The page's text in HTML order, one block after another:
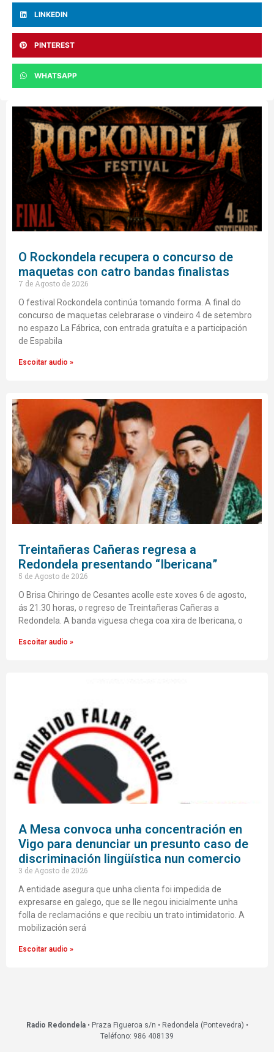
LINKEDIN
PINTEREST
WHATSAPP
O Rockondela recupera o concurso de
maquetas con catro bandas finalistas
7 de Agosto de 2026
O festival Rockondela continúa tomando forma. A final do
concurso de maquetas celebrarase o vindeiro 4 de setembro
no espazo La Fábrica, con entrada gratuíta e a participación
de Espabila
Escoitar audio »
Treintañeras Cañeras regresa a
Redondela presentando “Ibericana”
5 de Agosto de 2026
O Brisa Chiringo de Cesantes acolle este xoves 6 de agosto,
ás 21.30 horas, o regreso de Treintañeras Cañeras a
Redondela. A banda viguesa chega coa xira de Ibericana, o
Escoitar audio »
A Mesa convoca unha concentración en
Vigo para denunciar un presunto caso de
discriminación lingüística nun comercio
3 de Agosto de 2026
A entidade asegura que unha clienta foi impedida de
expresarse en galego, que se lle negou inicialmente unha
folla de reclamacións e que recibiu un trato intimidatorio. A
mobilización será
Escoitar audio »
Radio Redondela• Praza Figueroa s/n • Redondela (Pontevedra) •
Teléfono: 986 408139